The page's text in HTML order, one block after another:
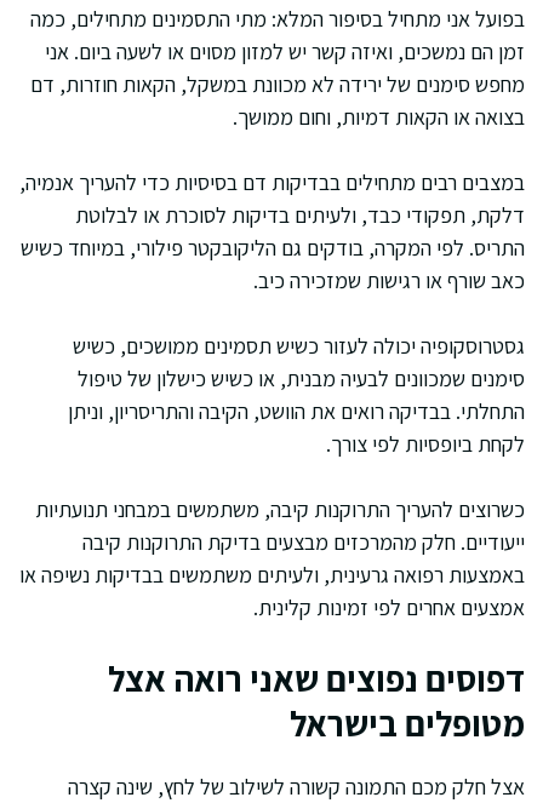
בפועל אני מתחיל בסיפור המלא: מתי התסמינים מתחילים, כמה
זמן הם נמשכים, ואיזה קשר יש למזון מסוים או לשעה ביום. אני
מחפש סימנים של ירידה לא מכוונת במשקל, הקאות חוזרות, דם
בצואה או הקאות דמיות, וחום ממושך.
במצבים רבים מתחילים בבדיקות דם בסיסיות כדי להעריך אנמיה,
דלקת, תפקודי כבד, ולעיתים בדיקות לסוכרת או לבלוטת
התריס. לפי המקרה, בודקים גם הליקובקטר פילורי, במיוחד כשיש
כאב שורף או רגישות שמזכירה כיב.
גסטרוסקופיה יכולה לעזור כשיש תסמינים ממושכים, כשיש
סימנים שמכוונים לבעיה מבנית, או כשיש כישלון של טיפול
התחלתי. בבדיקה רואים את הוושט, הקיבה והתריסריון, וניתן
לקחת ביופסיות לפי צורך.
כשרוצים להעריך התרוקנות קיבה, משתמשים במבחני תנועתיות
ייעודיים. חלק מהמרכזים מבצעים בדיקת התרוקנות קיבה
באמצעות רפואה גרעינית, ולעיתים משתמשים בבדיקות נשיפה או
אמצעים אחרים לפי זמינות קלינית.
דפוסים נפוצים שאני רואה אצל
מטופלים בישראל
אצל חלק מכם התמונה קשורה לשילוב של לחץ, שינה קצרה